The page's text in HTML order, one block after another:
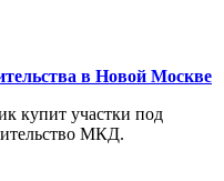
в Новой Москве
купит участки под
МКД.